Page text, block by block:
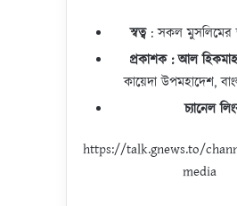
স্বত্ব: সকল মুসলিমের
প্রকাশক :আল
কায়েদা উপমহাদেশ,
চ্যানেল
https://talk.gnews.to/
media